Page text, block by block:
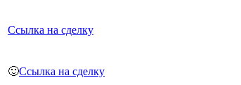
Ссылка на сделку
🙂Ссылка на сделку